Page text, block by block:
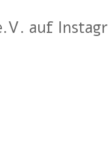
auf